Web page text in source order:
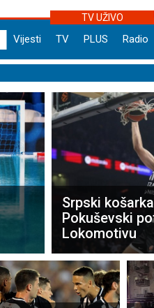
TV UŽIVO
Vijesti TV PLUS Radio
Srpski
Pokuševski
Lokomotivu